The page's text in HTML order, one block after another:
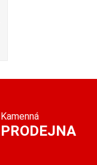
Kamenná
PRODEJNA